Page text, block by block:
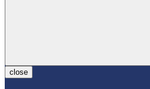
close